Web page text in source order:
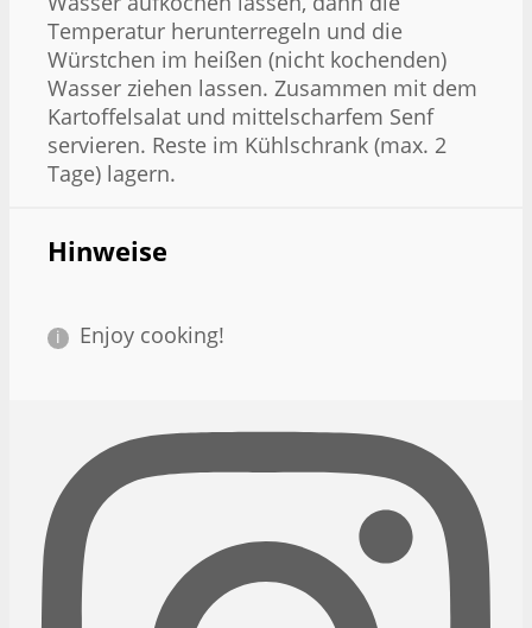
Temperatur herunterregeln und die
Würstchen im heißen (nicht kochenden)
Wasser ziehen lassen. Zusammen mit dem
Kartoffelsalat und mittelscharfem Senf
servieren. Reste im Kühlschrank (max. 2
Tage) lagern.
Hinweise
Enjoy cooking!